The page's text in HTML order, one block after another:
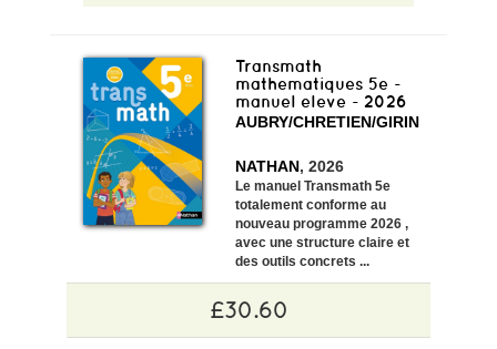
Transmath
mathematiques 5e -
manuel eleve - 2026
AUBRY/CHRETIEN/GIRIN
NATHAN, 2026
Le manuel Transmath 5e
totalement conforme au
nouveau programme 2026,
avec une structure claireet
des outils concrets ...
£30.60